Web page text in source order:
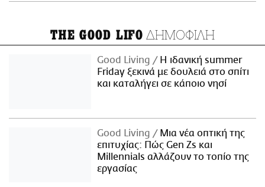
THE GOOD LIFO ΔΗΜΟΦΙΛΗ
Good Living
Η ιδανική summer
Friday ξεκινά με δουλειά στο σπίτι
και καταλήγει σε κάποιο νησί
Good Living
Μια νέα οπτική της
επιτυχίας: Πώς Gen Zs και
Millennials αλλάζουν το τοπίο της
εργασίας